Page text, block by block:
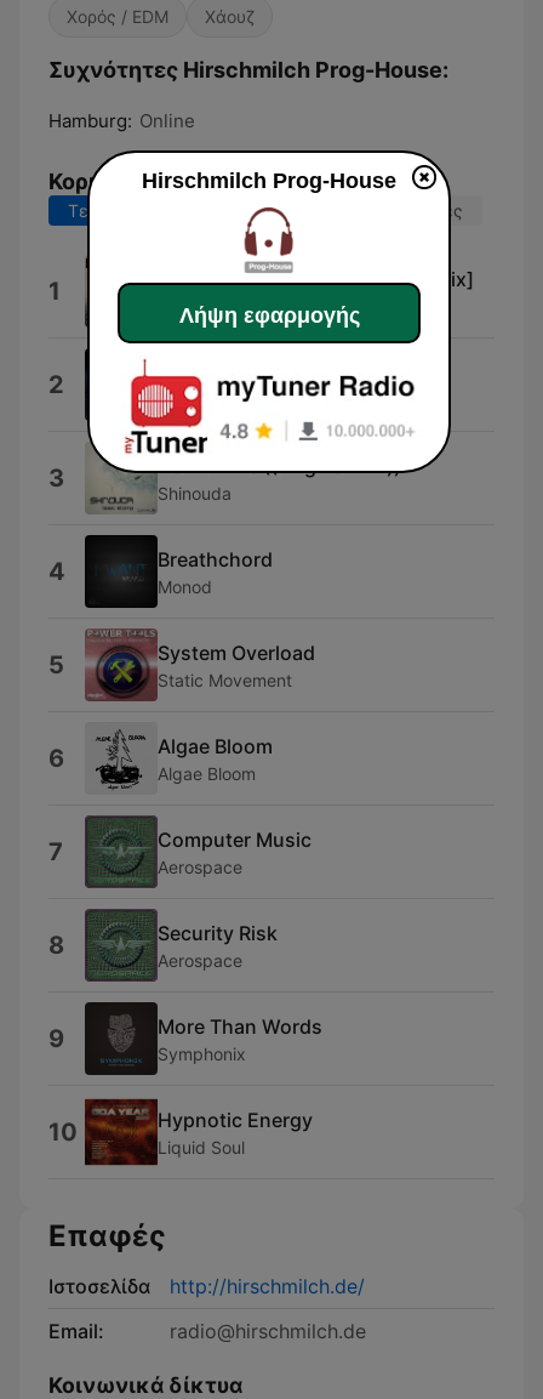
Χορός / EDM Χάουζ
Συχνότητες Hirschmilch Prog-House:
Hamburg: Online
Κορυφαία τραγούδια
Τελευταίες 7 ημέρες Τελευταίες 30 ημέρες
1 Big Air (Original mix) [Original mix]
Etic
2 Minority
Aerospace
3 Harmonize ((Original Mix))
Shinouda
4 Breathchord
Monod
5 System Overload
Static Movement
6 Algae Bloom
Algae Bloom
7 Computer Music
Aerospace
8 Security Risk
Aerospace
9 More Than Words
Symphonix
10 Hypnotic Energy
Liquid Soul
Επαφές
Ιστοσελίδα
http://hirschmilch.de/
Email:
radio@hirschmilch.de
Κοινωνικά δίκτυα
Hirschmilch Prog-House
Λήψη εφαρμογής